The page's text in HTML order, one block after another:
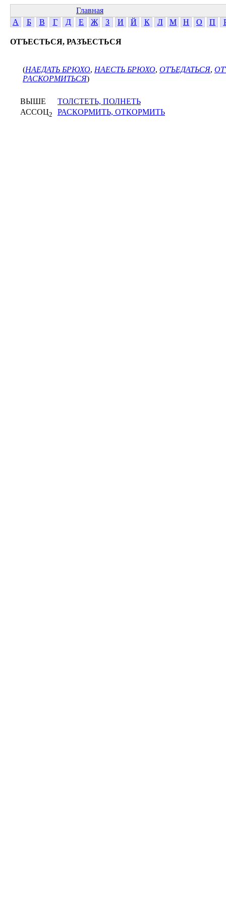
Главная
А
Б В Г Д Е Ж З И Й К Л М Н О П
ОТЪЕСТЬСЯ, РАЗЪЕСТЬСЯ
(НАЕДАТЬ БРЮХО, НАЕСТЬ БРЮХО, ОТЪЕДАТЬСЯ,
РАСКОРМИТЬСЯ)
ВЫШЕ
ТОЛСТЕТЬ, ПОЛНЕТЬ
АССОЦ2 РАСКОРМИТЬ, ОТКОРМИТЬ